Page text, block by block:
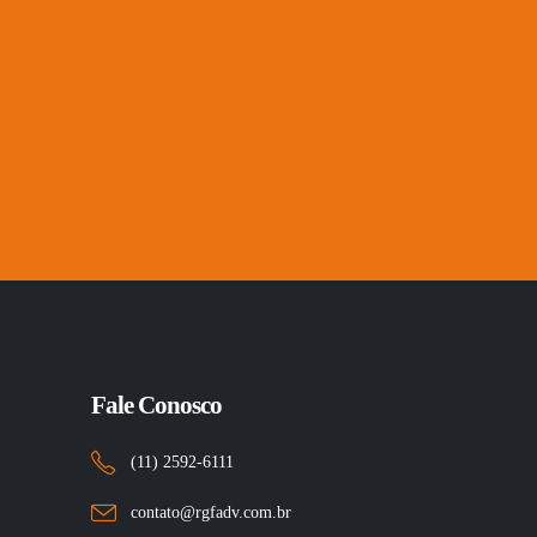
Fale Conosco
(11) 2592-6111
contato@rgfadv.com.br